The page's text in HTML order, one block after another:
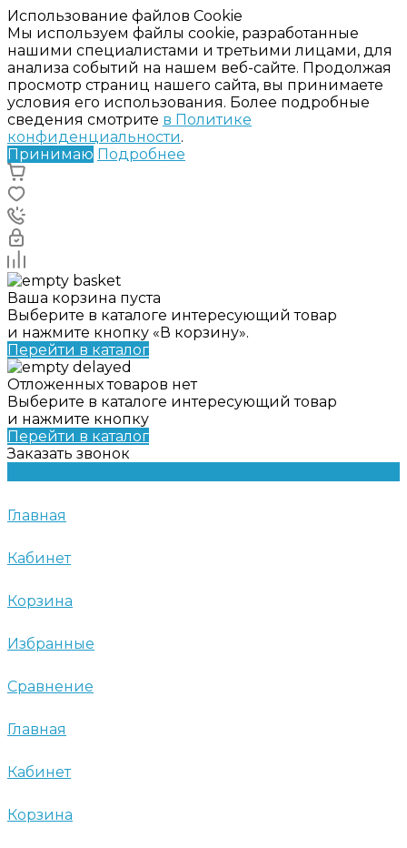
Использование файлов Cookie
Мы используем файлы cookie, разработанные
нашими специалистами и третьими лицами, для
анализа событий на нашем веб-сайте. Продолжая
просмотр страниц нашего сайта, вы принимаете
условия его использования. Более подробные
сведения смотрите в Политике
конфиденциальности.
Принимаю Подробнее
Ваша корзина пуста
Выберите в каталоге интересующий товар
и нажмите кнопку «В корзину».
Перейти в каталог
Отложенных товаров нет
Выберите в каталоге интересующий товар
и нажмите кнопку
Перейти в каталог
Заказать звонок
Главная
Кабинет
Корзина
Избранные
Сравнение
Главная
Кабинет
Корзина